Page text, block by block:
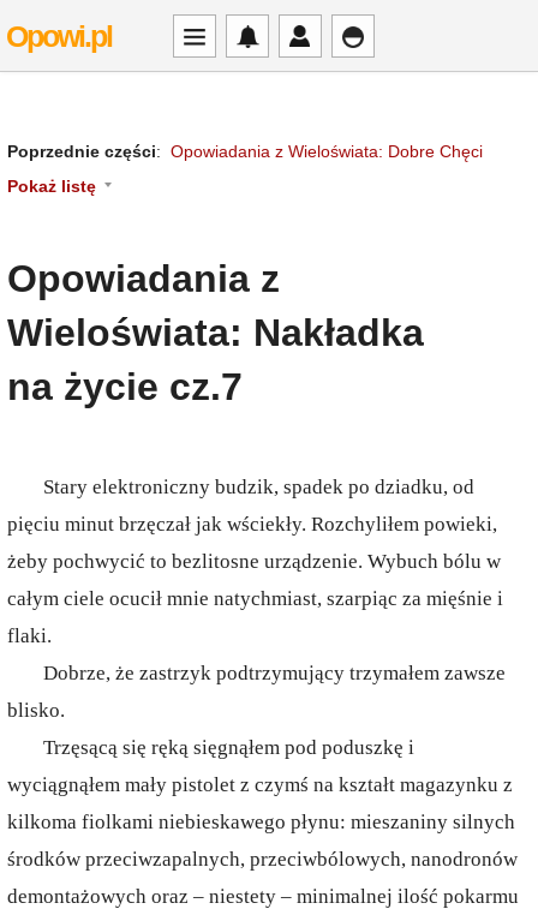
Opowi.pl
Poprzednie części: Opowiadania z Wieloświata: Dobre Chęci
Pokaż listę
Opowiadania z
Wieloświata: Nakładka
na życie cz.7
Stary elektroniczny budzik, spadek po dziadku, od
pięciu minut brzęczał jak wściekły. Rozchyliłem powieki,
żeby pochwycić to bezlitosne urządzenie. Wybuch bólu w
całym ciele ocucił mnie natychmiast, szarpiąc za mięśnie i
flaki.
Dobrze, że zastrzyk podtrzymujący trzymałem zawsze
blisko.
Trzęsącą się ręką sięgnąłem pod poduszkę i
wyciągnąłem mały pistolet z czymś na kształt magazynku z
kilkoma fiolkami niebieskawego płynu: mieszaniny silnych
środków przeciwzapalnych, przeciwbólowych, nanodronów
demontażowych oraz – niestety – minimalnej ilość pokarmu